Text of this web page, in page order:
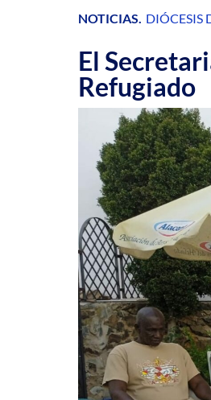
NOTICIAS. DIÓCESIS
El
Refugiado